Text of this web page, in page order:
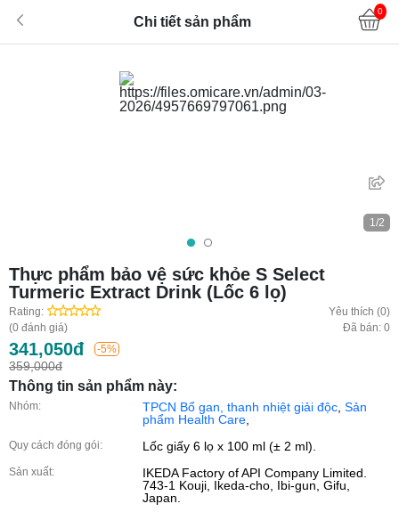
Chi tiết sản phẩm
0
1/2
Thực phẩm bảo vệ sức khỏe S Select
Turmeric Extract Drink (Lốc 6 lọ)
Rating:
Yêu thích (0)
(0 đánh giá)
Đã bán: 0
341,050đ -5%
359,000đ
Thông tin sản phẩm này:
Nhóm: TPCN Bổ gan, thanh nhiệt giải độc, Sản
phẩm Health Care,
Quy cách đóng gói: Lốc giấy 6 lọ x 100 ml (± 2 ml).
Sản xuất:
IKEDA Factory of API Company Limited.
743-1 Kouji, Ikeda-cho, Ibi-gun, Gifu,
Japan.